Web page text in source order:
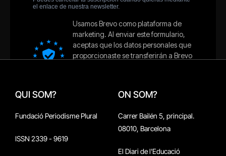
QUI SOM?
Fundació Periodisme Plural
ISSN 2339 - 9619
ON SOM?
Carrer Bailén 5, principal.
08010, Barcelona
El Diari de l'Educació